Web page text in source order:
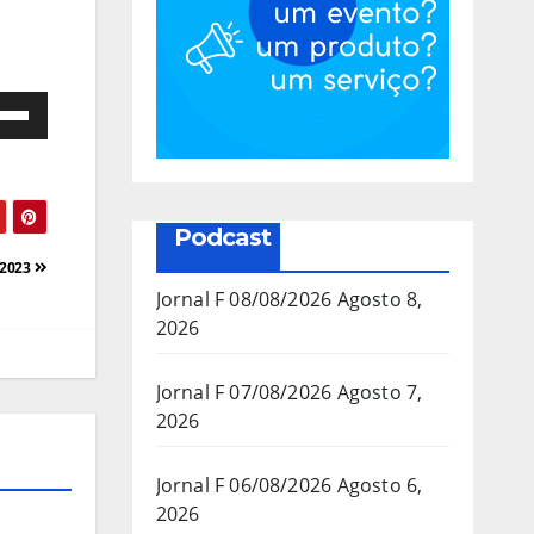
baixo
Podcast
Jornal F 08/08/2026 Agosto 8,
2026
Jornal F 07/08/2026 Agosto 7,
2026
Jornal F 06/08/2026 Agosto 6,
2026